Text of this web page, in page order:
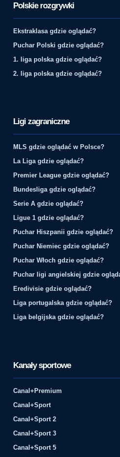
Polskie rozgrywki
Ekstraklasa gdzie oglądać?
Puchar Polski gdzie oglądać?
1. liga polska gdzie oglądać?
2. liga polska gdzie oglądać?
Ligi zagraniczne
MLS gdzie oglądać w Polsce?
La Liga gdzie oglądać?
Premier League gdzie oglądać?
Bundesliga gdzie oglądać?
Serie A gdzie oglądać?
Ligue 1 gdzie oglądać?
Puchar Hiszpanii gdzie oglądać?
Puchar Niemiec gdzie oglądać?
Puchar Włoch gdzie oglądać?
Puchar ligi angielskiej gdzie
Eredivisie gdzie oglądać?
Liga portugalska gdzie oglądać?
Liga belgijska gdzie oglądać?
Kanały sportowe
Canal+Premium
Canal+Sport
Canal+Sport 2
Canal+Sport 3
Canal+Sport 5